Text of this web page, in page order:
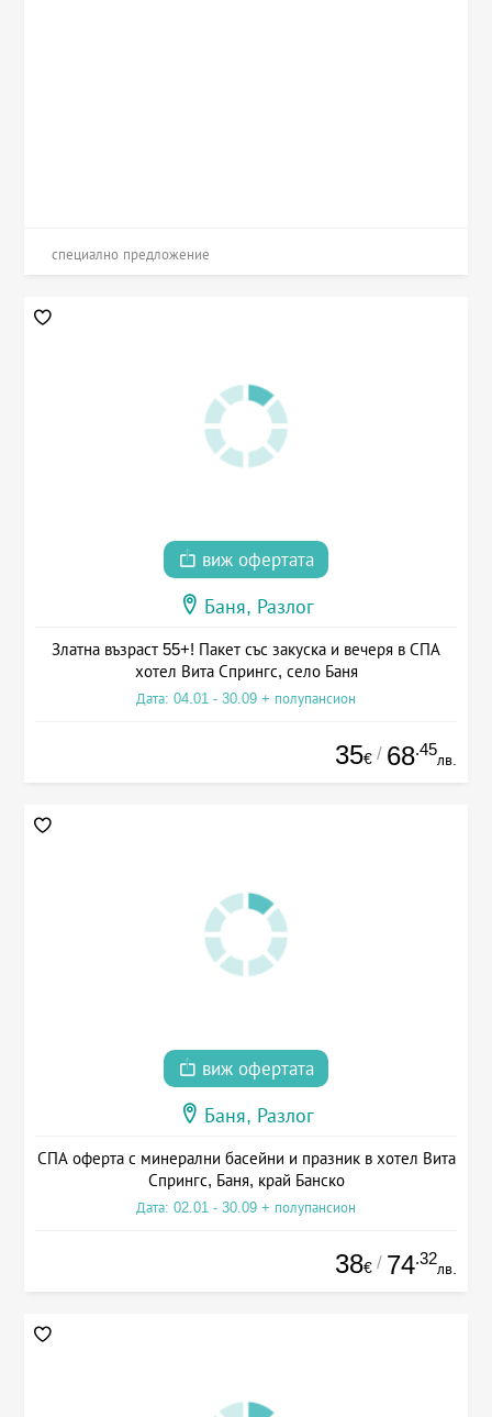
специално предложение
виж офертата
Баня, Разлог
Златна възраст 55+! Пакет със закуска и вечеря в СПА
хотел Вита Спрингс, село Баня
Дата: 04.01 - 30.09 + полупансион
35€ / 68.45
лв.
виж офертата
Баня, Разлог
СПА оферта с минерални басейни и празник в хотел Вита
Спрингс, Баня, край Банско
Дата: 02.01 - 30.09 + полупансион
38€ / 74.32
лв.